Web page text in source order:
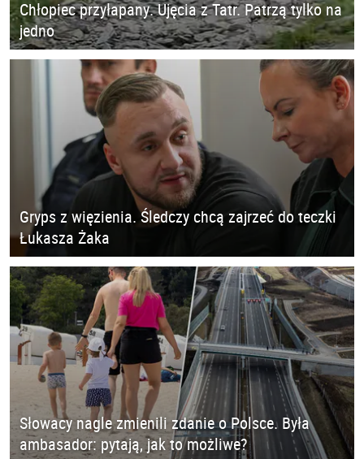
Chłopiec przyłapany. Ujęcia z Tatr. Patrzą tylko na
jedno
Gryps z więzienia. Śledczy chcą zajrzeć do teczki
Łukasza Żaka
Słowacy nagle zmienili zdanie o Polsce. Była
ambasador: pytają, jak to możliwe?